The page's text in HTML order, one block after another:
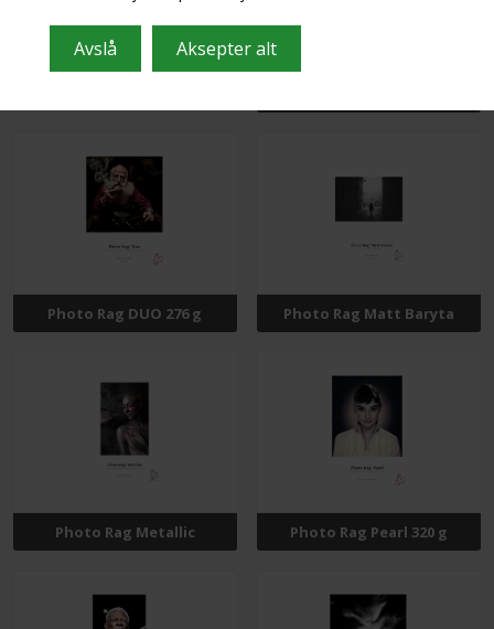
Photo Rag Book & Album
Photo Rag Bright White
Photo Rag DUO 276 g Photo Rag Matt Baryta
Photo Rag Metallic Photo Rag Pearl 320 g